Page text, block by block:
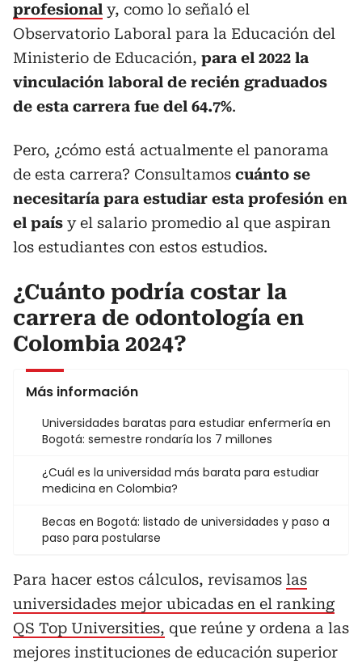
profesional y, como lo señaló el
Observatorio Laboral para la Educación del
Ministerio de Educación, para el 2022 la
vinculación laboral de recién graduados
de esta carrera fue del 64.7%.
Pero, ¿cómo está actualmente el panorama
de esta carrera? Consultamos cuánto se
necesitaría para estudiar esta profesión en
el país y el salario promedio al que aspiran
los estudiantes con estos estudios.
¿Cuánto podría costar la
carrera de odontología en
Colombia 2024?
Más información
Universidades baratas para estudiar enfermería en
Bogotá: semestre rondaría los 7 millones
¿Cuál es la universidad más barata para estudiar
medicina en Colombia?
Becas en Bogotá: listado de universidades y paso a
paso para postularse
Para hacer estos cálculos, revisamos las
universidades mejor ubicadas en el ranking
QS Top Universities, que reúne y ordena a las
mejores instituciones de educación superior